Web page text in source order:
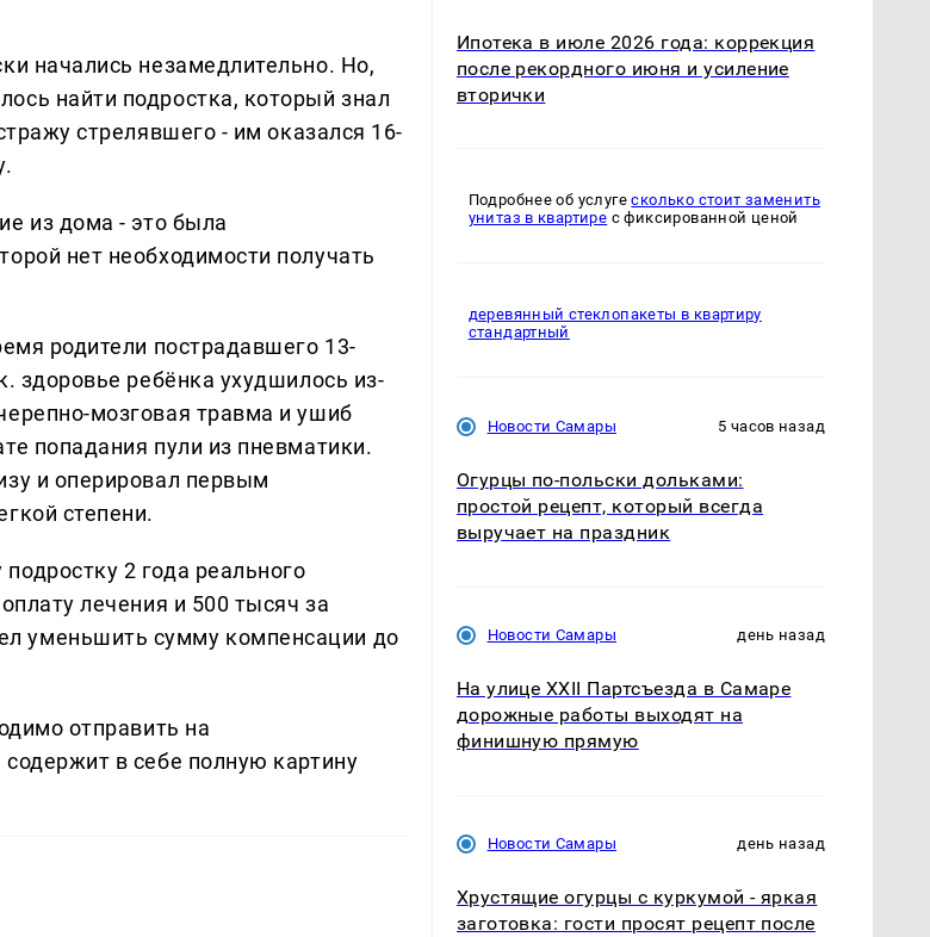
начались незамедлительно. Но,
найти подростка, который знал
стрелявшего - им оказался 16-
из дома - это была
нет необходимости получать
родители пострадавшего 13-
здоровье ребёнка ухудшилось из-
мозговая травма и ушиб
попадания пули из пневматики.
и оперировал первым
степени.
2 года реального
лечения и 500 тысяч за
уменьшить сумму компенсации до
отправить на
в себе полную картину
Ипотека в июле 2026 года: коррекция
после рекордного июня и усиление
вторички
Подробнее об услугесколько стоит заменить
унитаз в квартире с фиксированной ценой
деревянный стеклопакеты в квартиру
стандартный
Новости Самары 5 часов назад
Огурцы по‑польски дольками:
простой рецепт, который всегда
выручает на праздник
Новости Самары день назад
На улице XXII Партсъезда в Самаре
дорожные работы выходят на
финишную прямую
Новости Самары день назад
Хрустящие огурцы с куркумой - яркая
заготовка: гости просят рецепт после